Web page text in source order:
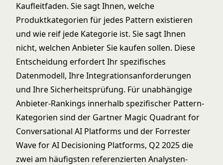
Kaufleitfaden. Sie sagt Ihnen, welche
Produktkategorien für jedes Pattern existieren
und wie reif jede Kategorie ist. Sie sagt Ihnen
nicht, welchen Anbieter Sie kaufen sollen. Diese
Entscheidung erfordert Ihr spezifisches
Datenmodell, Ihre Integrationsanforderungen
und Ihre Sicherheitsprüfung. Für unabhängige
Anbieter-Rankings innerhalb spezifischer Pattern-
Kategorien sind der Gartner Magic Quadrant for
Conversational AI Platforms und der Forrester
Wave for AI Decisioning Platforms, Q2 2025die
zwei am häufigsten referenzierten Analysten-